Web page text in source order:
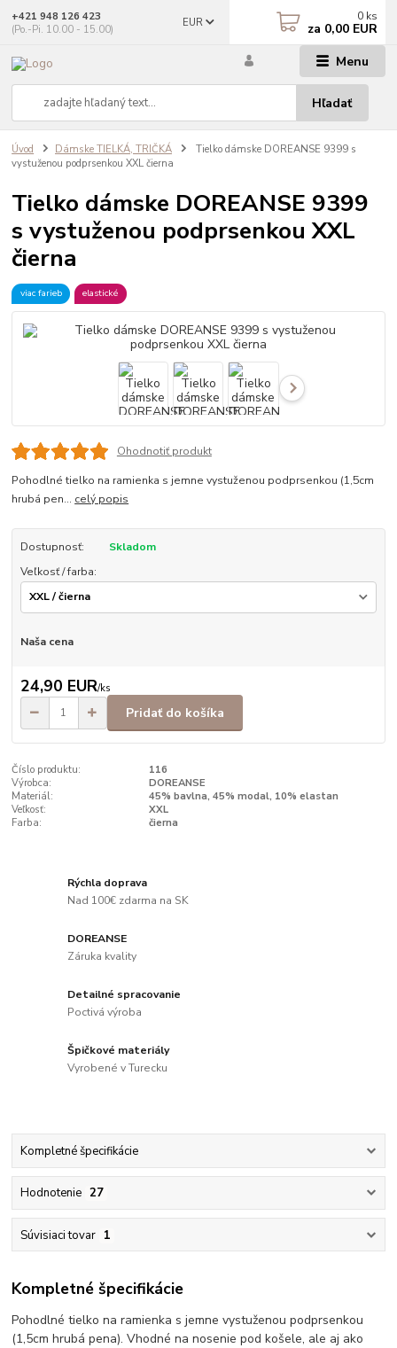
Menu
EUR
Hľadať
+421 948 126 423
(Po.-Pi. 10.00 - 15.00)
0 ks
za 0,00 EUR
Úvod Dámske TIELKÁ, TRIČKÁ
Tielko dámske DOREANSE 9399 s
vystuženou podprsenkou XXL čierna
Tielko dámske DOREANSE 9399
s vystuženou podprsenkou XXL
čierna
viac farieb elastické
Ohodnotiť produkt
Pohodlné tielko na ramienka s jemne vystuženou podprsenkou (1,5cm
hrubá pen... celý popis
Dostupnosť:
Skladom
Veľkosť / farba:
Naša cena
24,90 EUR/ks
Pridať do košíka
Číslo produktu:
116
Výrobca:
DOREANSE
Materiál:
45% bavlna, 45% modal, 10% elastan
Veľkosť:
XXL
Farba:
čierna
Rýchla doprava
Nad 100€ zdarma na SK
DOREANSE
Záruka kvality
Detailné spracovanie
Poctivá výroba
Špičkové materiály
Vyrobené v Turecku
Kompletné špecifikácie
Hodnotenie 27
Súvisiaci tovar 1
Kompletné špecifikácie
Pohodlné tielko na ramienka s jemne vystuženou podprsenkou
(1,5cm hrubá pena). Vhodné na nosenie pod košele, ale aj ako